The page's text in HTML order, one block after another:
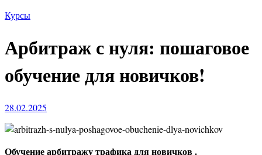
Курсы
Арбитраж с нуля: пошаговое
обучение для новичков!
28.02.2025
Обучение арбитражу трафика для новичков .